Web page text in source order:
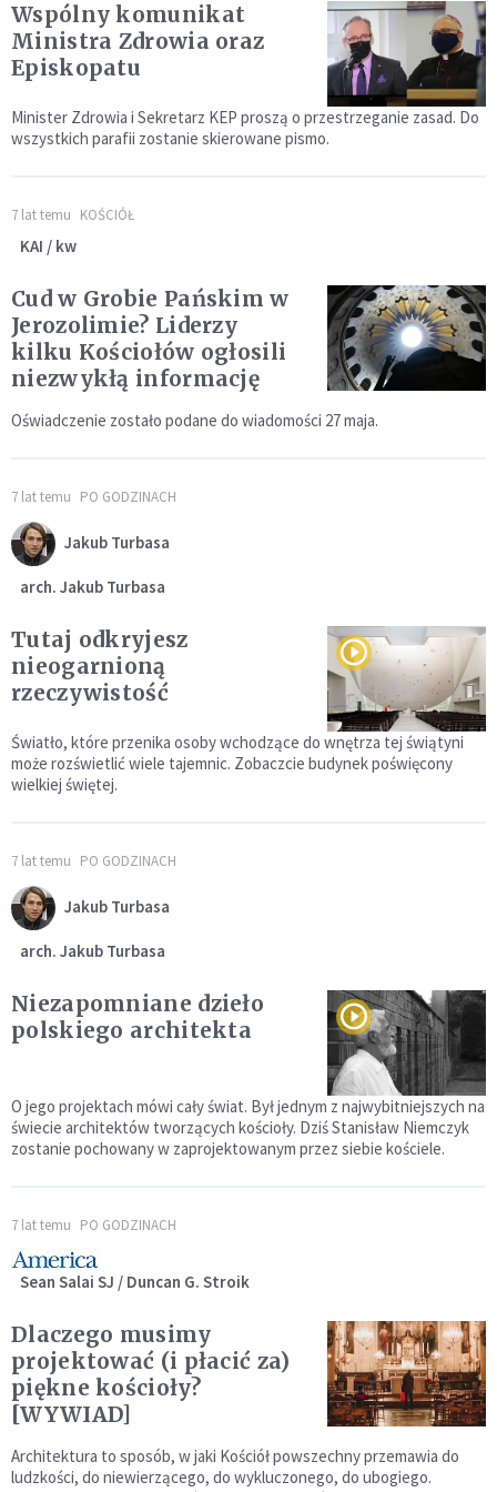
Wspólny komunikat
Ministra Zdrowia oraz
Episkopatu
Minister Zdrowia i Sekretarz KEP proszą o przestrzeganie zasad. Do
wszystkich parafii zostanie skierowane pismo.
7 lat temu KOŚCIÓŁ
KAI / kw
Cud w Grobie Pańskim w
Jerozolimie? Liderzy
kilku Kościołów ogłosili
niezwykłą informację
Oświadczenie zostało podane do wiadomości 27 maja.
7 lat temu PO GODZINACH
Jakub Turbasa
arch. Jakub Turbasa
Tutaj odkryjesz
nieogarnioną
rzeczywistość
Światło, które przenika osoby wchodzące do wnętrza tej świątyni
może rozświetlić wiele tajemnic. Zobaczcie budynek poświęcony
wielkiej świętej.
7 lat temu PO GODZINACH
Jakub Turbasa
arch. Jakub Turbasa
Niezapomniane dzieło
polskiego architekta
O jego projektach mówi cały świat. Był jednym z najwybitniejszych na
świecie architektów tworzących kościoły. Dziś Stanisław Niemczyk
zostanie pochowany w zaprojektowanym przez siebie kościele.
7 lat temu PO GODZINACH
Sean Salai SJ / Duncan G. Stroik
Dlaczego musimy
projektować (i płacić za)
piękne kościoły?
[WYWIAD]
Architektura to sposób, w jaki Kościół powszechny przemawia do
ludzkości, do niewierzącego, do wykluczonego, do ubogiego.